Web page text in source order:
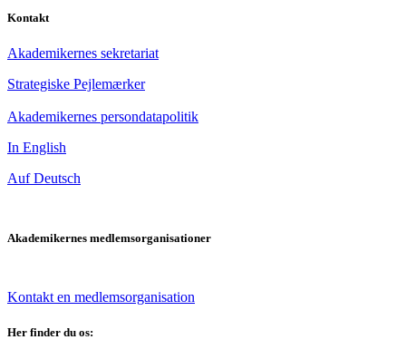
Kontakt
Akademikernes sekretariat
Strategiske Pejlemærker
Akademikernes persondatapolitik
In English
Auf Deutsch
Akademikernes medlemsorganisationer
Kontakt en medlemsorganisation
Her finder du os: